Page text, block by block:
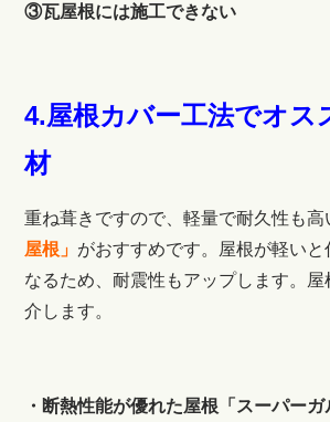
③瓦屋根には施工できない
4.屋根カバー工法でオス
材
重ね葺きですので、軽量で耐久性も高
屋根」 がおすすめです。屋根が軽いと
なるため、耐震性もアップします。
介します。
・断熱性能が優れた屋根「スーパーガ